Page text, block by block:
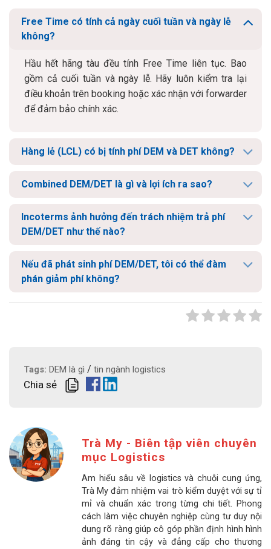
Free Time có tính cả ngày cuối tuần và ngày lễ
không?
Hầu hết hãng tàu đều tính Free Time liên tục. Bao
gồm cả cuối tuần và ngày lễ. Hãy luôn kiểm tra lại
điều khoản trên booking hoặc xác nhận với forwarder
để đảm bảo chính xác.
Hàng lẻ (LCL) có bị tính phí DEM và DET không?
Combined DEM/DET là gì và lợi ích ra sao?
Incoterms ảnh hưởng đến trách nhiệm trả phí
DEM/DET như thế nào?
Nếu đã phát sinh phí DEM/DET, tôi có thể đàm
phán giảm phí không?
Tags: DEM là gì / tin ngành logistics
Chia sẻ
Trà My - Biên tập viên chuyên
mục Logistics
Am hiểu sâu về logistics và chuỗi cung ứng,
Trà My đảm nhiệm vai trò kiểm duyệt với sự tỉ
mỉ và chuẩn xác trong từng chi tiết. Phong
cách làm việc chuyên nghiệp cùng tư duy nội
dung rõ ràng giúp cô góp phần định hình hình
ảnh đáng tin cậy và đẳng cấp cho thương